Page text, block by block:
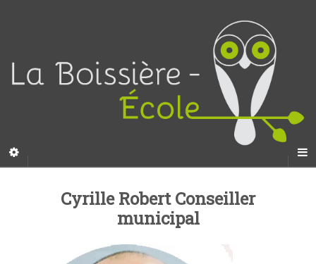
Cyrille Robert Conseiller
municipal